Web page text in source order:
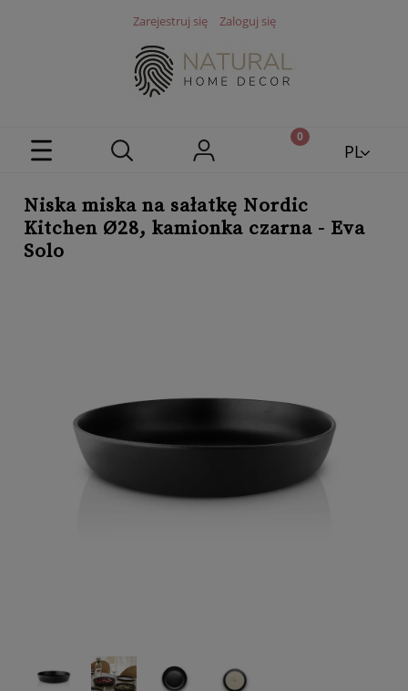
Zarejestruj się Zaloguj się
PL
Niska miska na sałatkę Nordic
Kitchen Ø28, kamionka czarna - Eva
Solo